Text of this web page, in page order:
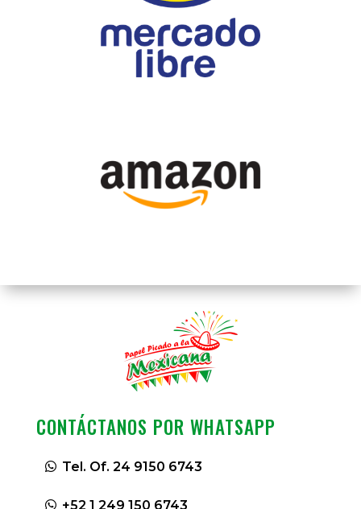
CONTÁCTANOS POR WHATSAPP
Tel. Of. 24 9150 6743
+52 1 249 150 6743